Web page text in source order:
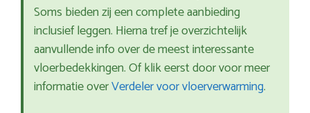
Soms bieden zij een complete aanbieding
inclusief leggen. Hierna tref je overzichtelijk
aanvullende info over de meest interessante
vloerbedekkingen. Of klik eerst door voor meer
informatie overVerdeler voor vloerverwarming.